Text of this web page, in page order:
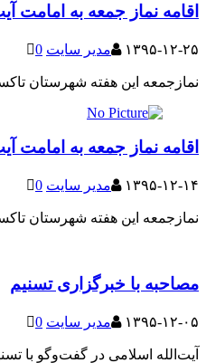
اقامه نماز جمعه به امامت
۱۳۹۵-۱۲-۲۵ مدیر سایت 0
نمازجمعه این هفته شهرستان
اقامه نماز جمعه به امامت
۱۳۹۵-۱۲-۱۴ مدیر سایت 0
نمازجمعه این هفته شهرستان
مصاحبه با خبرگزاری تسنیم
۱۳۹۵-۱۲-۰۵ مدیر سایت 0
آیت‌الله اسلامی در گفت‌وگو